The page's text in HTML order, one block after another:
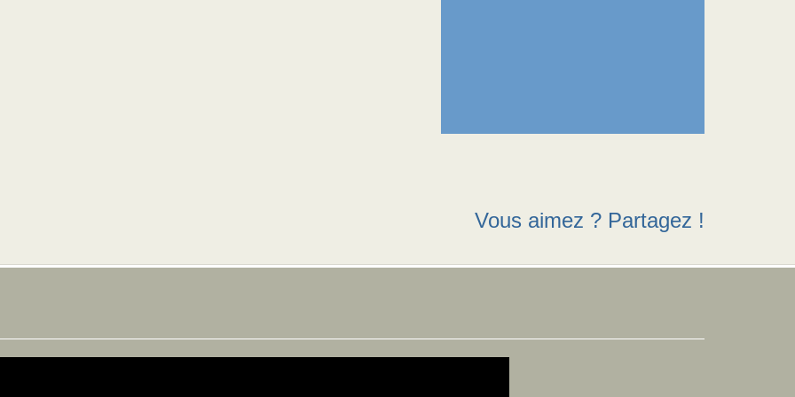
Vous aimez ? Partagez !